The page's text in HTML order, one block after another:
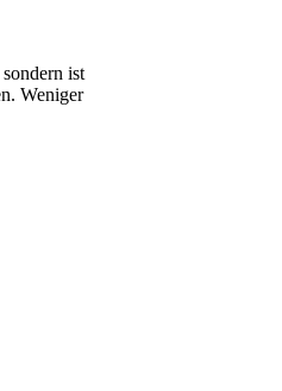
ist
Weniger